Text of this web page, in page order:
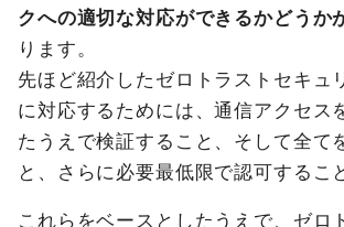
クへの適切な対応ができるかどうか
ります。
先ほど紹介したゼロトラストセキュ
に対応するためには、通信アクセス
たうえで検証すること、そして全て
と、さらに必要最低限で認可するこ
これらをベースとしたうえで、ゼロ